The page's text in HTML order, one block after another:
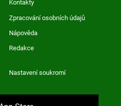
Kontakty
Zpracování osobních údajů
Nápověda
Redakce
Nastavení soukromí